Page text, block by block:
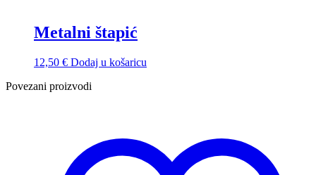
Metalni štapić
12,50 € Dodaj u košaricu
Povezani proizvodi